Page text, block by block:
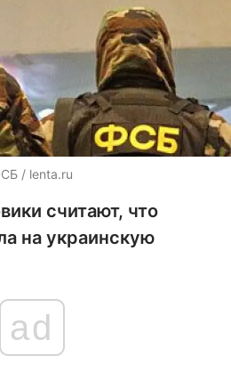
/ lenta.ru
считают, что
на украинскую
ad